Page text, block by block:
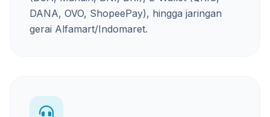
DANA, OVO, ShopeePay), hingga jaringan
gerai Alfamart/Indomaret.